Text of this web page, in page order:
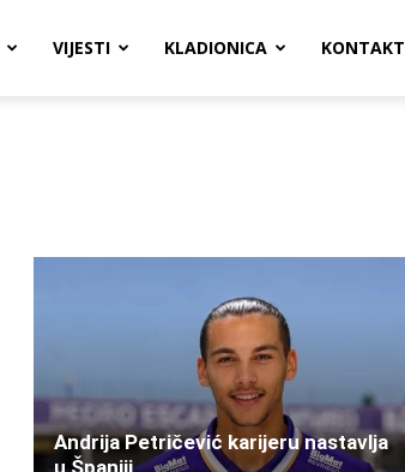
VIJESTI KLADIONICA KONTAKT
Andrija Petričević karijeru nastavlja
u Španiji